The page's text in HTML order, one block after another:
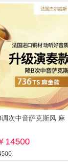
次中音萨克斯风 麻
14500